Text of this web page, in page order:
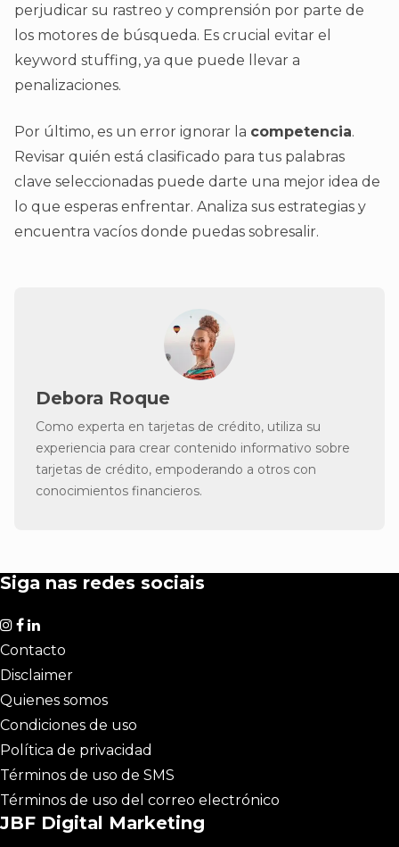
perjudicar su rastreo y comprensión por parte de
los motores de búsqueda. Es crucial evitar el
keyword stuffing, ya que puede llevar a
penalizaciones.
Por último, es un error ignorar la competencia.
Revisar quién está clasificado para tus palabras
clave seleccionadas puede darte una mejor idea de
lo que esperas enfrentar. Analiza sus estrategias y
encuentra vacíos donde puedas sobresalir.
Debora Roque
Como experta en tarjetas de crédito, utiliza su
experiencia para crear contenido informativo sobre
tarjetas de crédito, empoderando a otros con
conocimientos financieros.
Siga nas redes sociais
Contacto
Disclaimer
Quienes somos
Condiciones de uso
Política de privacidad
Términos de uso de SMS
Términos de uso del correo electrónico
JBF Digital Marketing